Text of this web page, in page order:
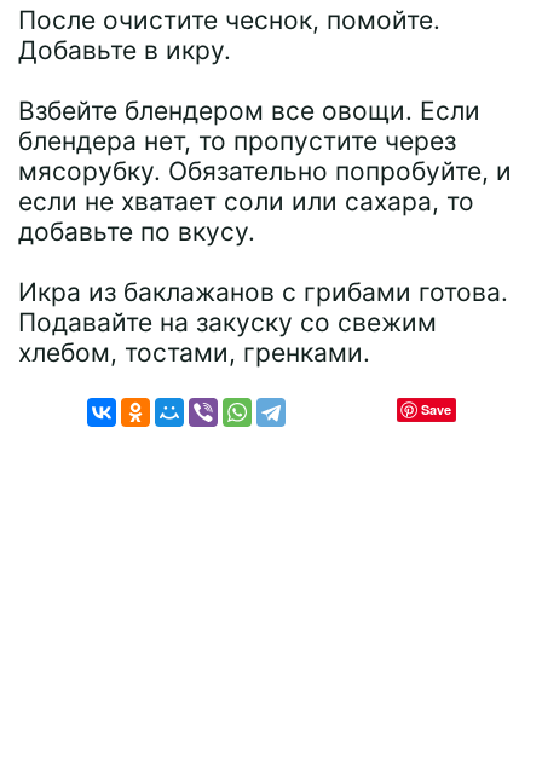
После очистите чеснок, помойте.
Добавьте в икру.
Взбейте блендером все овощи. Если
блендера нет, то пропустите через
мясорубку. Обязательно попробуйте, и
если не хватает соли или сахара, то
добавьте по вкусу.
Икра из баклажанов с грибами готова.
Подавайте на закуску со свежим
хлебом, тостами, гренками.
Save